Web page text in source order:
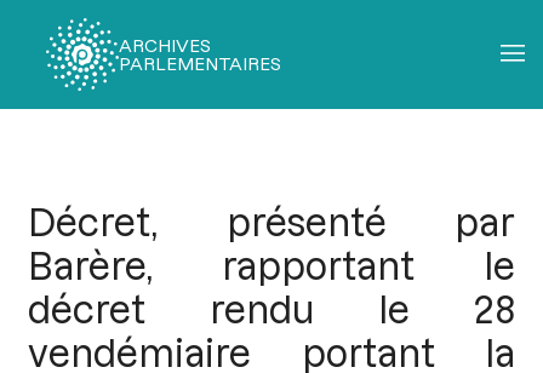
ARCHIVES
PARLEMENTAIRES
Décret, présenté par
Barère, rapportant le
décret rendu le 28
vendémiaire portant la